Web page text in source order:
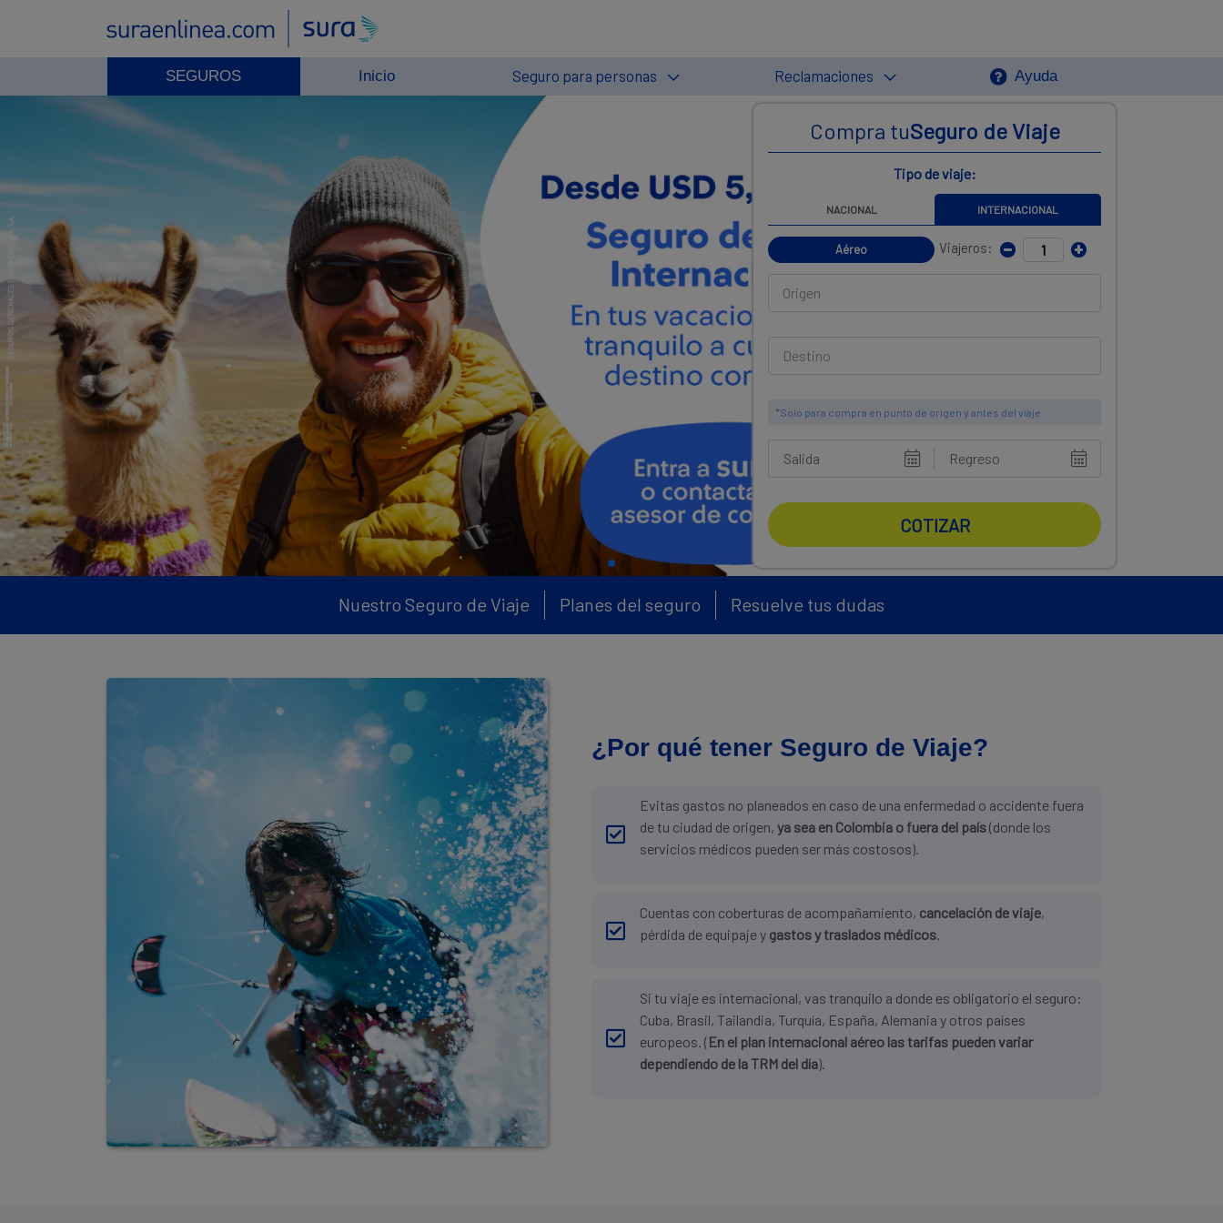
SEGUROS Inicio Seguro para personas Reclamaciones Ayuda
Compra tuSeguro de Viaje
Tipo de viaje:
NACIONAL INTERNACIONAL
Aéreo Viajeros:
Origen
Destino
*Solo para compra en punto de origen y antes del viaje.
COTIZAR
Nuestro Seguro de Viaje Planes del seguro Resuelve tus dudas
¿Por qué tener Seguro de Viaje?
Evitas gastos no planeados en caso de una enfermedad o accidente fuera
de tu ciudad de origen, ya sea en Colombia o fuera del país(donde los
servicios médicos pueden ser más costosos).
Cuentas con coberturas de acompañamiento, cancelación de viaje,
pérdida de equipaje y gastos y traslados médicos
Si tu viaje es internacional, vas tranquilo a donde es obligatorio el seguro:
Cuba, Brasil, Tailandia, Turquía, España, Alemania y otros países
europeos. ( En el plan internacional aéreo las tarifas pueden variar
dependiendo de la TRM del día).